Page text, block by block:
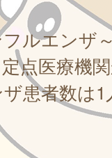
フルエンザ
点医療機
患者数は1